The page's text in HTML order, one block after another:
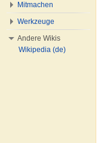
Mitmachen
Werkzeuge
Andere Wikis
Wikipedia (de)